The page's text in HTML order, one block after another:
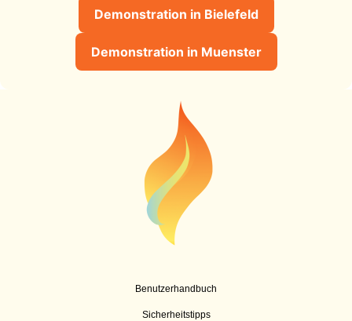
Demonstration in Bielefeld
Demonstration in Muenster
Benutzerhandbuch
Sicherheitstipps